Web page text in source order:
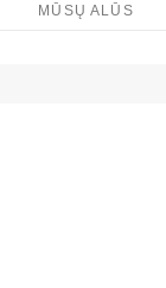
MŪSŲ ALŪS